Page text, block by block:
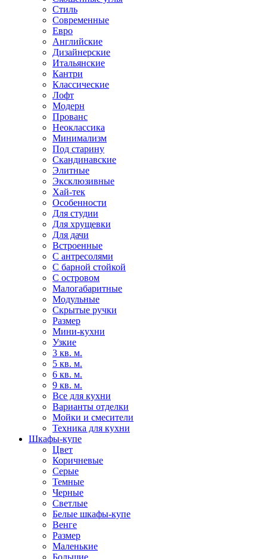
Стиль
Современные
Евро
Английские
Дизайнерские
Итальянские
Кантри
Классические
Лофт
Модерн
Прованс
Неоклассика
Минимализм
Под старину
Скандинавские
Элитные
Эксклюзивные
Хай-тек
Особенности
Для студии
Для хрущевки
Для дачи
Встроенные
С антресолями
С барной стойкой
С островом
Малогабаритные
Модульные
Скрытые ручки
Размер
Мини-кухни
Узкие
3 кв. м.
5 кв. м.
6 кв. м.
9 кв. м.
Все для кухни
Варианты отделки
Мойки и смесители
Техника для кухни
Шкафы-купе
Цвет
Коричневые
Серые
Темные
Черные
Светлые
Белые шкафы-купе
Венге
Размер
Маленькие
Большие